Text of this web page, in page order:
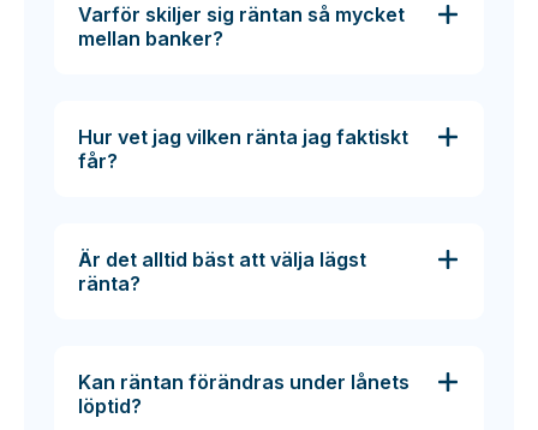
Varför skiljer sig räntan så mycket
mellan banker?
Hur vet jag vilken ränta jag faktiskt
får?
Är det alltid bäst att välja lägst
ränta?
Kan räntan förändras under lånets
löptid?